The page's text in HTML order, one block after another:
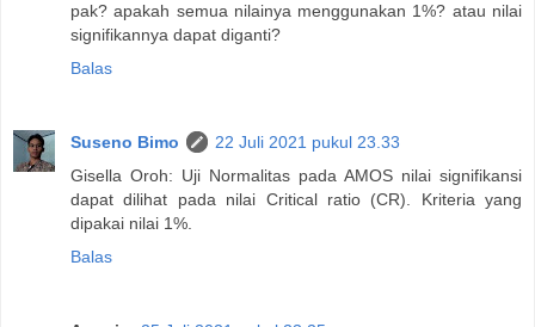
pak? apakah semua nilainya menggunakan 1%? atau nilai
signifikannya dapat diganti?
Balas
Suseno Bimo
22 Juli 2021 pukul 23.33
Gisella Oroh: Uji Normalitas pada AMOS nilai signifikansi
dapat dilihat pada nilai Critical ratio (CR). Kriteria yang
dipakai nilai 1%.
Balas